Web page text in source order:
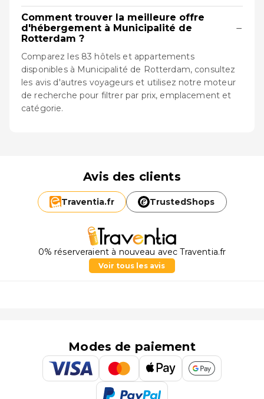
Comment trouver la meilleure offre
d'hébergement à Municipalité de
Rotterdam ?
−
Comparez les 83 hôtels et appartements
disponibles à Municipalité de Rotterdam, consultez
les avis d'autres voyageurs et utilisez notre moteur
de recherche pour filtrer par prix, emplacement et
catégorie.
Avis des clients
Traventia.fr TrustedShops
0% réserveraient à nouveau avec Traventia.fr
Voir tous les avis
Modes de paiement